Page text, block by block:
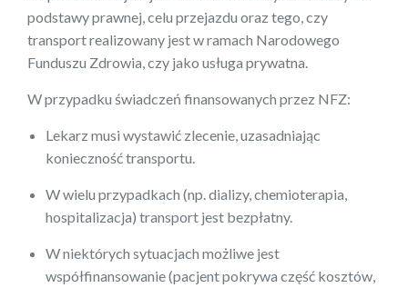
podstawy prawnej, celu przejazdu oraz tego, czy
transport realizowany jest w ramach Narodowego
Funduszu Zdrowia, czy jako usługa prywatna.
W przypadku świadczeń finansowanych przez NFZ:
Lekarz musi wystawić zlecenie, uzasadniając
konieczność transportu.
W wielu przypadkach (np. dializy, chemioterapia,
hospitalizacja) transport jest bezpłatny.
W niektórych sytuacjach możliwe jest
współfinansowanie (pacjent pokrywa część kosztów,